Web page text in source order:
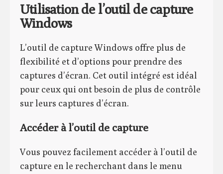
Utilisation de l’outil de capture
Windows
L’outil de capture Windows offre plus de
flexibilité et d’options pour prendre des
captures d’écran. Cet outil intégré est idéal
pour ceux qui ont besoin de plus de contrôle
sur leurs captures d’écran.
Accéder à l’outil de capture
Vous pouvez facilement accéder à l’outil de
capture en le recherchant dans le menu